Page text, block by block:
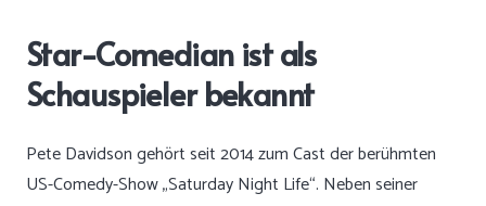
Star-Comedian ist als
Schauspieler bekannt
Pete Davidson gehört seit 2014 zum Cast der berühmten
US-Comedy-Show „Saturday Night Life“. Neben seiner